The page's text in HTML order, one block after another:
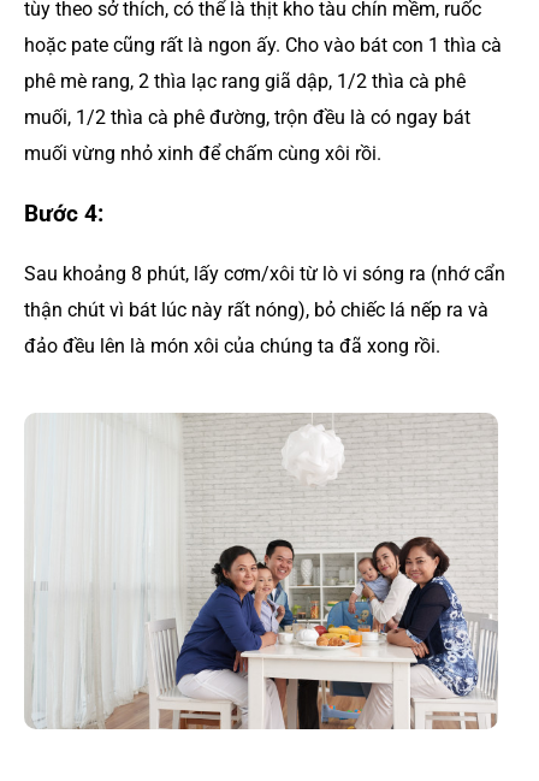
tùy theo sở thích, có thể là thịt kho tàu chín mềm, ruốc
hoặc pate cũng rất là ngon ấy. Cho vào bát con 1 thìa cà
phê mè rang, 2 thìa lạc rang giã dập, 1/2 thìa cà phê
muối, 1/2 thìa cà phê đường, trộn đều là có ngay bát
muối vừng nhỏ xinh để chấm cùng xôi rồi.
Bước 4:
Sau khoảng 8 phút, lấy cơm/xôi từ lò vi sóng ra (nhớ cẩn
thận chút vì bát lúc này rất nóng), bỏ chiếc lá nếp ra và
đảo đều lên là món xôi của chúng ta đã xong rồi.